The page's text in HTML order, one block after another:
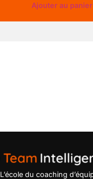
Ajouter au panier
L’école du coaching